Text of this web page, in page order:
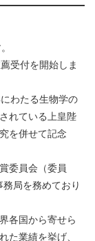
受付を開始しま
わたる生物学の
れている上皇陛
を併せて記念
委員会（委員
局を務めており
各国から寄せら
た業績を挙げ、